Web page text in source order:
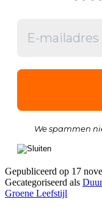
We spammen
Gepubliceerd op 17
Gecategoriseerd als
Groene Leefstijl